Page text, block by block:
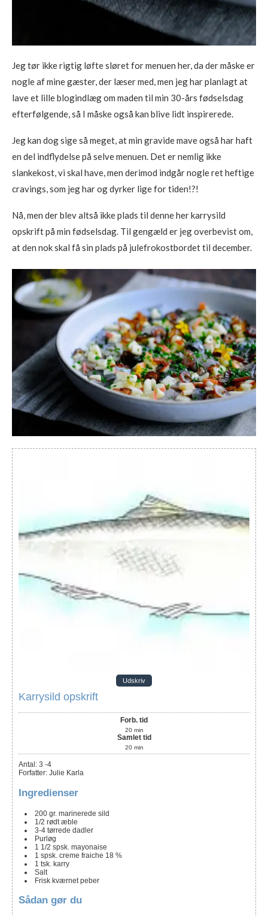
Jeg tør ikke rigtig løfte sløret for menuen her, da der måske er
nogle af mine gæster, der læser med, men jeg har planlagt at
lave et lille blogindlæg om maden til min 30-års fødselsdag
efterfølgende, så I måske også kan blive lidt inspirerede.
Jeg kan dog sige så meget, at min gravide mave også har haft
en del indflydelse på selve menuen. Det er nemlig ikke
slankekost, vi skal have, men derimod indgår nogle ret heftige
cravings, som jeg har og dyrker lige for tiden!?!
Nå, men der blev altså ikke plads til denne her karrysild
opskrift på min fødselsdag. Til gengæld er jeg overbevist om,
at den nok skal få sin plads på julefrokostbordet til december.
Udskriv
Karrysild opskrift
Forb. tid
20 min
Samlet tid
20 min
Antal : 3 -4
Forfatter: Julie Karla
Ingredienser
200 gr. marinerede sild
1/2 rødt æble
3-4 tørrede dadler
Purløg
1 1/2 spsk. mayonaise
1 spsk. creme fraiche 18 %
1 tsk. karry
Salt
Frisk kværnet peber
Sådan gør du